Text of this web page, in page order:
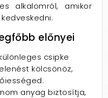
alkalomról, amikor
előnyei
csipke
kölcsönöz,
anyag biztosítja,